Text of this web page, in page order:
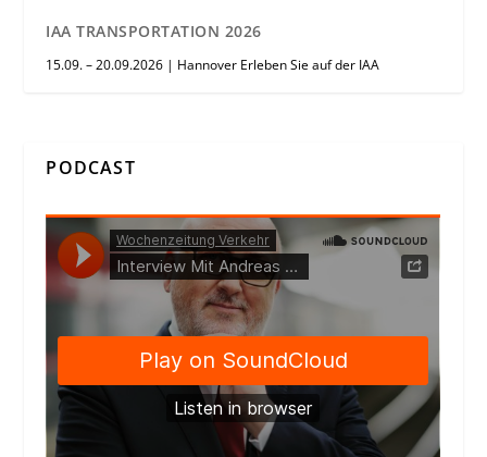
IAA TRANSPORTATION 2026
15.09. – 20.09.2026 | Hannover Erleben Sie auf der IAA
PODCAST